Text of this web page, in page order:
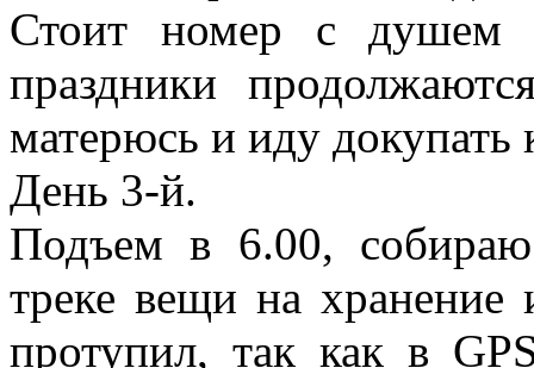
Стоит номер с душем
праздники
матерюсь и иду докупать
День 3-й.
Подъем в 6.00,
треке вещи на
протупил, так как в